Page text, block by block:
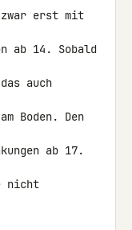
erst mit
ab 14. Sobald
auch
Boden. Den
ab 17.
nicht